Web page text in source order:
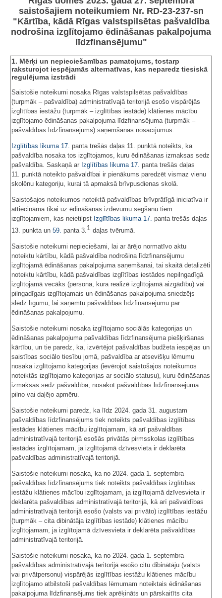
saistošajiem noteikumiem Nr. RD-23-237-sn
"Kārtība, kādā Rīgas valstspilsētas pašvaldība
nodrošina izglītojamo ēdināšanas pakalpojuma
līdzfinansējumu"
1. Mērķi un nepieciešamības pamatojums, tostarp
raksturojot iespējamās alternatīvas, kas neparedz tiesiskā
regulējuma izstrādi
Saistošie noteikumi nosaka Rīgas valstspilsētas pašvaldības
(turpmāk – pašvaldība) administratīvajā teritorijā esošo vispārējās
izglītības iestāžu (turpmāk – izglītības iestāde) klātienes mācību
izglītojamo ēdināšanas pakalpojuma līdzfinansējuma (turpmāk –
pašvaldības līdzfinansējums) saņemšanas nosacījumus.
Izglītības likuma 17. panta trešās daļas 11. punktā noteikts, ka
pašvaldība nosaka tos izglītojamos, kuru ēdināšanas izmaksas sedz
pašvaldība. Saskaņā ar Izglītības likuma 17. panta trešās daļas
11. punktā noteikto pašvaldībai ir pienākums paredzēt vismaz vienu
skolēnu kategoriju, kurai tā apmaksā brīvpusdienas skolā.
Saistošajos noteikumos noteiktā pašvaldības brīvprātīgā iniciatīva ir
attiecināma tikai uz ēdināšanas izdevumu segšanu tiem
izglītojamiem, kas neietilpst Izglītības likuma 17. panta trešās daļas
13. punkta un 59. panta 3.1 daļas tvērumā.
Saistošie noteikumi nepieciešami, lai ar ārējo normatīvo aktu
noteiktu kārtību, kādā pašvaldība nodrošina līdzfinansējumu
izglītojamā ēdināšanas pakalpojuma saņemšanai, tai skaitā detalizēti
noteiktu kārtību, kādā pašvaldības izglītības iestādes nepilngadīgā
izglītojamā vecāks (persona, kura realizē izglītojamā aizgādību) vai
pilngadīgais izglītojamais un ēdināšanas pakalpojuma sniedzējs
slēdz līgumu, lai saņemtu pašvaldības līdzfinansējumu par
ēdināšanas pakalpojumu.
Saistošie noteikumi nosaka izglītojamo sociālās kategorijas un
ēdināšanas pakalpojuma pašvaldības līdzfinansējuma piešķiršanas
kārtību, un tie paredz, ka, izvērtējot pašvaldības budžeta iespējas un
saistības sociālo tiesību jomā, pašvaldība ar atsevišķu lēmumu
nosaka izglītojamo kategorijas (ievērojot saistošajos noteikumos
noteiktās izglītojamo kategorijas ar sociālo statusu), kuru ēdināšanas
izmaksas sedz pašvaldība, nosakot pašvaldības līdzfinansējuma
pilno vai daļējo apmēru.
Saistošie noteikumi paredz, ka līdz 2024. gada 31. augustam
pašvaldības līdzfinansējums tiek noteikts pašvaldības izglītības
iestādes klātienes mācību izglītojamam, kā arī pašvaldības
administratīvajā teritorijā esošās privātās pirmsskolas izglītības
iestādes izglītojamam, ja izglītojamā dzīvesvieta ir deklarēta
pašvaldības administratīvajā teritorijā.
Saistošie noteikumi nosaka, ka no 2024. gada 1. septembra
pašvaldības līdzfinansējums tiek noteikts pašvaldības izglītības
iestāžu klātienes mācību izglītojamam, ja izglītojamā dzīvesvieta ir
deklarēta pašvaldības administratīvajā teritorijā, kā arī pašvaldības
administratīvajā teritorijā esošo (valsts vai privāto) izglītības iestāžu
(turpmāk – cita dibinātāja izglītības iestāde) klātienes mācību
izglītojamam, ja izglītojamā dzīvesvieta ir deklarēta pašvaldības
administratīvajā teritorijā.
Saistošie noteikumi nosaka, ka no 2024. gada 1. septembra
pašvaldības administratīvajā teritorijā esošo citu dibinātāju (valsts
vai privātpersonu) vispārējās izglītības iestāžu klātienes mācību
izglītojamo atbilstoši pašvaldības lēmumam noteiktais ēdināšanas
pakalpojuma līdzfinansējums tiek aprēķināts un pārskaitīts cita